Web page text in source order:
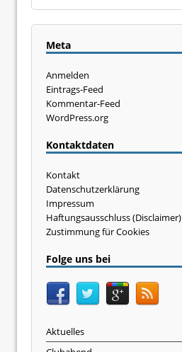
Meta
Anmelden
Eintrags-Feed
Kommentar-Feed
WordPress.org
Kontaktdaten
Kontakt
Datenschutzerklärung
Impressum
Haftungsausschluss (Disclaimer)
Zustimmung für Cookies
Folge uns bei
Aktuelles